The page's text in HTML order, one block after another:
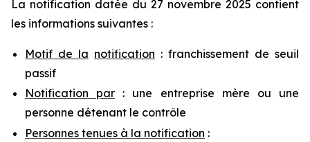
La notification datée du 27 novembre 2025 contient
les informations suivantes :
Motif de la notification : franchissement de seuil
passif
Notification par : une entreprise mère ou une
personne détenant le contrôle
Personnes tenues à la notification :